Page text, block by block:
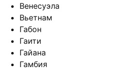
Венесуэла
Вьетнам
Габон
Гаити
Гайана
Гамбия